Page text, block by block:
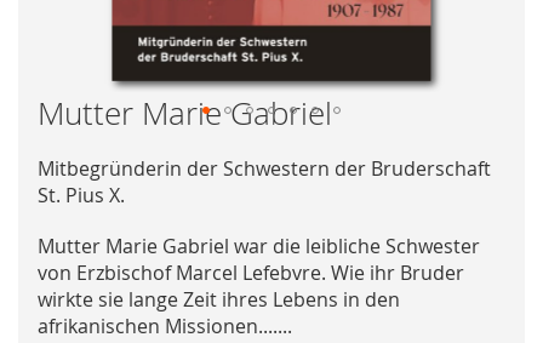
to
the
of
the
images
gallery
Mutter Marie Gabriel
Mitbegründerin der Schwestern der Bruderschaft
St. Pius X.
Mutter Marie Gabriel war die leibliche Schwester
von Erzbischof Marcel Lefebvre. Wie ihr Bruder
wirkte sie lange Zeit ihres Lebens in den
afrikanischen Missionen.......